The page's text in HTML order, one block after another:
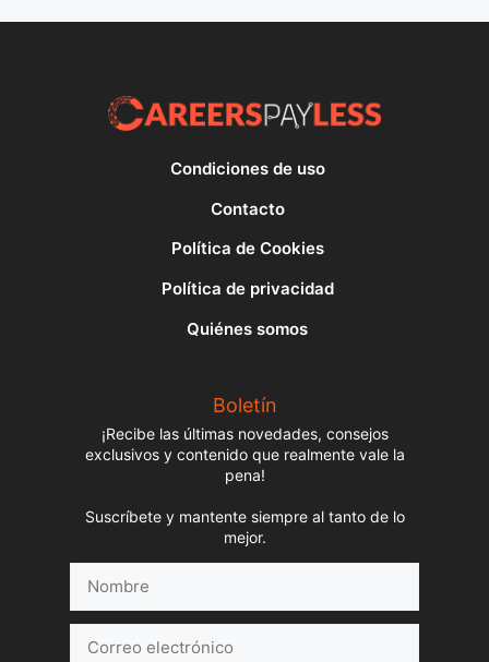
Condiciones de uso
Contacto
Política de Cookies
Política de privacidad
Quiénes somos
Boletín
¡Recibe las últimas novedades, consejos
exclusivos y contenido que realmente vale la
pena!
Suscríbete y mantente siempre al tanto de lo
mejor.